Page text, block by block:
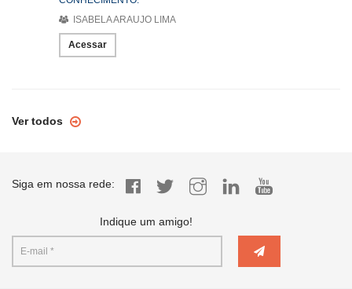
ISABELA ARAUJO LIMA
Acessar
Ver todos
Siga em nossa rede:
Indique um amigo!